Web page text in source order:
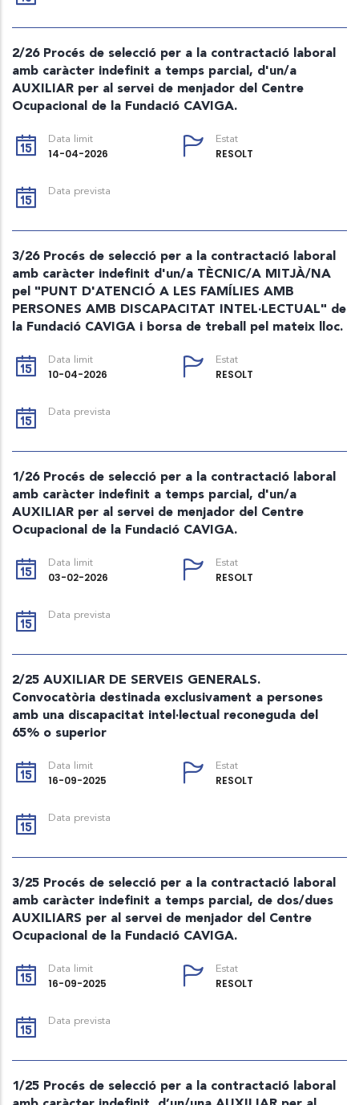
2/26 Procés de selecció per a la contractació laboral
amb caràcter indefinit a temps parcial, d'un/a
AUXILIAR per al servei de menjador del Centre
Ocupacional de la Fundació CAVIGA.
Data limit
14-04-2026
Estat
RESOLT
Data prevista
3/26 Procés de selecció per a la contractació laboral
amb caràcter indefinit d'un/a TÈCNIC/A MITJÀ/NA
pel "PUNT D'ATENCIÓ A LES FAMÍLIES AMB
PERSONES AMB DISCAPACITAT INTEL·LECTUAL" de
la Fundació CAVIGA i borsa de treball pel mateix lloc.
Data limit
10-04-2026
Estat
RESOLT
Data prevista
1/26 Procés de selecció per a la contractació laboral
amb caràcter indefinit a temps parcial, d'un/a
AUXILIAR per al servei de menjador del Centre
Ocupacional de la Fundació CAVIGA.
Data limit
03-02-2026
Estat
RESOLT
Data prevista
2/25 AUXILIAR DE SERVEIS GENERALS.
Convocatòria destinada exclusivament a persones
amb una discapacitat intel·lectual reconeguda del
65% o superior
Data limit
16-09-2025
Estat
RESOLT
Data prevista
3/25 Procés de selecció per a la contractació laboral
amb caràcter indefinit a temps parcial, de dos/dues
AUXILIARS per al servei de menjador del Centre
Ocupacional de la Fundació CAVIGA.
Data limit
16-09-2025
Estat
RESOLT
Data prevista
1/25 Procés de selecció per a la contractació laboral